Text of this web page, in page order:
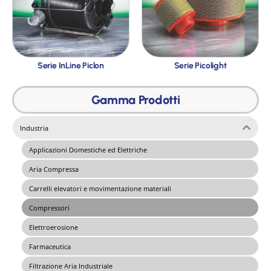
Gamma Prodotti
Industria
Applicazioni Domestiche ed Elettriche
Aria Compressa
Carrelli elevatori e movimentazione materiali
Compressori
Elettroerosione
Farmaceutica
Filtrazione Aria Industriale
Serie InLine Piclon Serie Picolight